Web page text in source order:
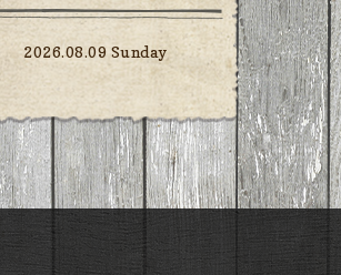
2026.08.09 Sunday